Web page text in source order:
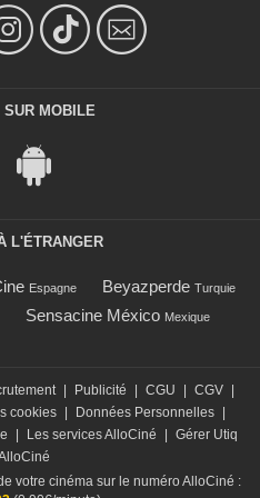
MOBILE
L'ÉTRANGER
Espagne Beyazperde Turquie
Sensacine México Mexique
Publicité CGU CGV
cookies Données Personnelles
Les services AlloCiné
Gérer Utiq
votre cinéma sur le numéro AlloCiné :